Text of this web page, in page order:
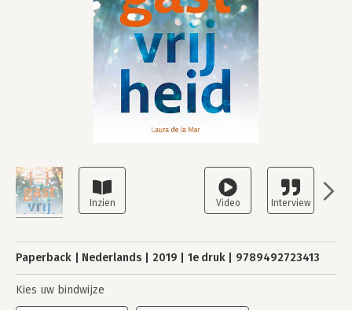
Paperback Nederlands 2019 1e druk 9789492723413
Kies uw bindwijze